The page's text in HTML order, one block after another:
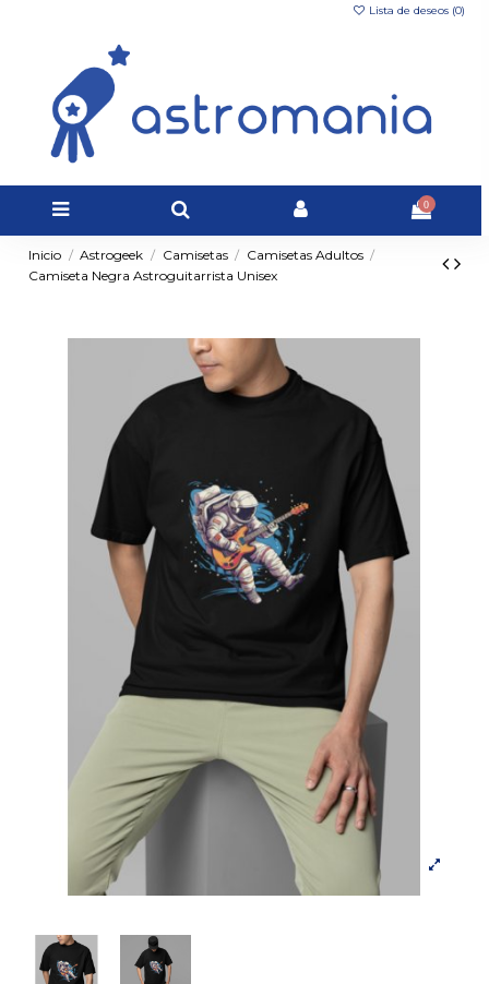
Lista de deseos (0)
0
Inicio Astrogeek Camisetas
Camisetas Adultos
Camiseta Negra Astroguitarrista Unisex